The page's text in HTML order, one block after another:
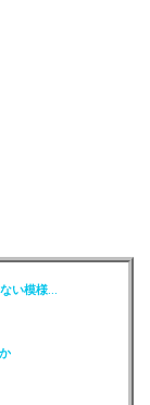
い模様…